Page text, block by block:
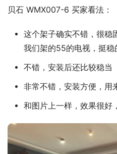
贝石 WMX007-6 买家看法：
这个架子确实不错，很稳
我们架的55的电视，挺稳
不错，安装后还比较稳当
非常不错，安装方便，用
和图片上一样，效果很好